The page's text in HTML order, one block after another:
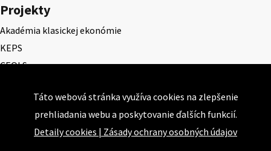
Projekty
Akadémia klasickej ekonómie
KEPS
CEQLS
Cena Ernesta Valka
Študentská esej
Deň daňového odbremenenia
Táto webová stránka využíva cookies na zlepšenie
prehliadania webu a poskytovanie ďalších funkcií.
Detaily cookies | Zásady ochrany osobných údajov